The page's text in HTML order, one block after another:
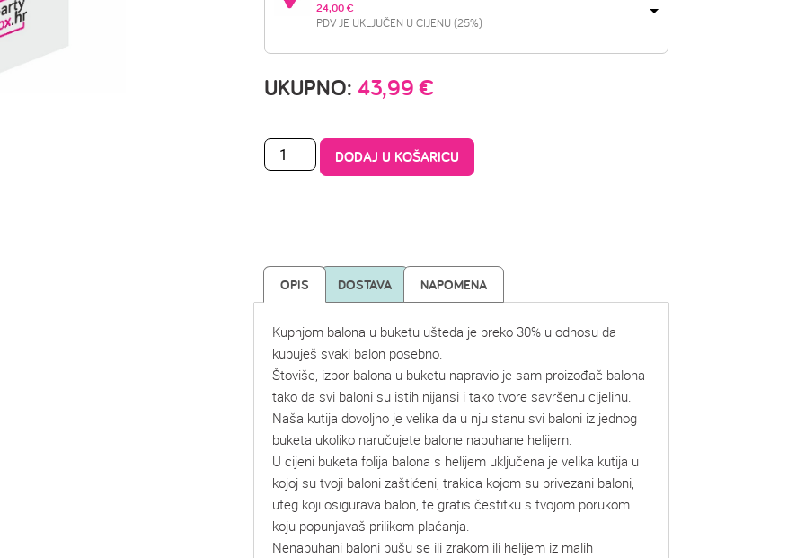
24,00 €
PDV JE UKLJUČEN U CIJENU (25%)
UKUPNO: 43,99€
DODAJ U KOŠARICU
OPIS DOSTAVA NAPOMENA
Kupnjom balona u buketu ušteda je preko 30% u odnosu da
kupuješ svaki balon posebno.
Štoviše, izbor balona u buketu napravio je sam proizođač balona
tako da svi baloni su istih nijansi i tako tvore savršenu cijelinu.
Naša kutija dovoljno je velika da u nju stanu svi baloni iz jednog
buketa ukoliko naručujete balone napuhane helijem.
U cijeni buketa folija balona s helijem uključena je velika kutija u
kojoj su tvoji baloni zaštićeni, trakica kojom su privezani baloni,
uteg koji osigurava balon, te gratis čestitku s tvojom porukom
koju popunjavaš prilikom plaćanja.
Nenapuhani baloni pušu se ili zrakom ili helijem iz malih